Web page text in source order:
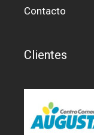
Contacto
Clientes